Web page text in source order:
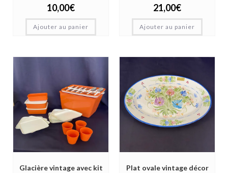
10,00€
Ajouter au panier
21,00€
Ajouter au panier
Glacière vintage avec kit
Plat ovale vintage décor